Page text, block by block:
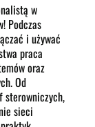
w
Podczas
i używać
praca
oraz
Od
sterowniczych,
sieci